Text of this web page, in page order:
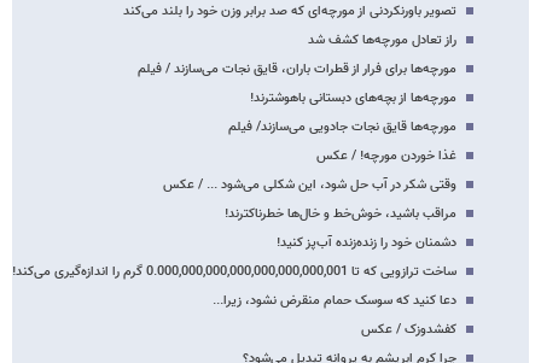
تصویر باورنکردنی از مورچه‌ای که صد برابر وزن خود را بلند می‌کند
راز تعادل مورچه‌ها کشف شد
مورچه‌ها برای فرار از قطرات باران، قایق نجات می‌سازند / فیلم
مورچه‌ها از بچه‌های دبستانی باهوشترند!
مورچه‌ها قایق نجات جادویی می‌سازند/ فیلم
غذا خوردن مورچه! / عکس
وقتی شکر در آب حل شود، این شکلی می‌شود ... / عکس
مراقب باشید، خوش‌خط و خال‌ها خطرناکترند!
دشمنان خود را زنده‌زنده آب‌پز کنید!
ساخت ترازویی که تا 0.000,000,000,000,000,000,000,001 گرم را اندازه‌گیری می‌کند!
دعا کنید که سوسک حمام منقرض نشود، زیرا...
کفشدوزک / عکس
چرا کرم ابریشم به پروانه تبدیل می‌شود؟